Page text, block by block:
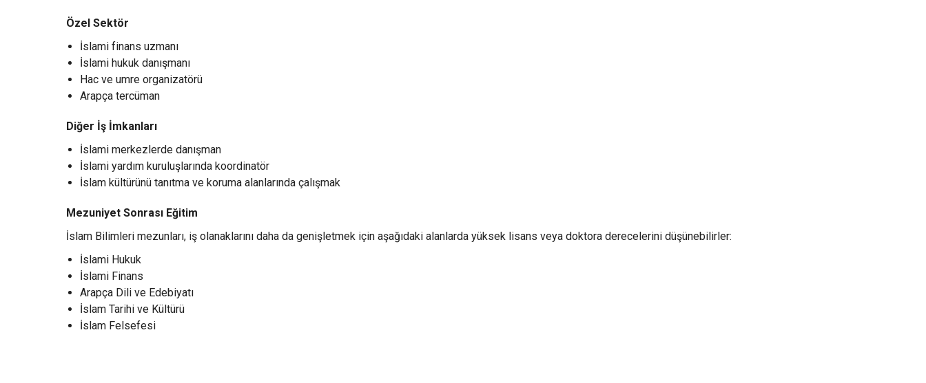
Özel Sektör
İslami finans uzmanı
İslami hukuk danışmanı
Hac ve umre organizatörü
Arapça tercüman
Diğer İş İmkanları
İslami merkezlerde danışman
İslami yardım kuruluşlarında koordinatör
İslam kültürünü tanıtma ve koruma alanlarında çalışmak
Mezuniyet Sonrası Eğitim
İslam Bilimleri mezunları, iş olanaklarını daha da genişletmek için aşağıdaki alanlarda yüksek lisans veya doktora derecelerini düşünebilirler:
İslami Hukuk
İslami Finans
Arapça Dili ve Edebiyatı
İslam Tarihi ve Kültürü
İslam Felsefesi